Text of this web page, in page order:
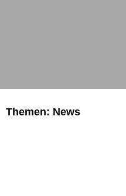
Themen: News